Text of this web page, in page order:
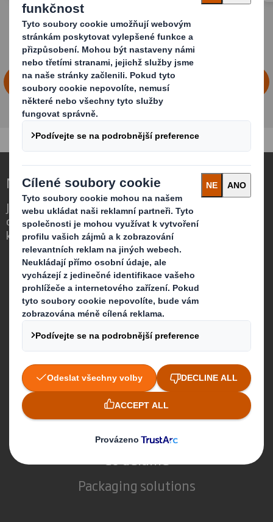
STÁHNĚTE SI CELOU ZPRÁVU HOME CARE
Nové druhy obalů pro měnící se svět
Jsme jiní, protože si uvědomujeme, že
obaly mohou hrát důležitou roli ve světě
kolem nás.
Kdo jsme
Více o DS Smith
Více o International Paper
O spojení DS Smith a International Paper
Udržitelnost
Kariéra
Packaging solutions